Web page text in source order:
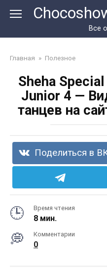
Все
Главная » Полезное
Sheha
Junior 4 —
танцев на
Поделиться в
Время чтения
8 мин.
Комментарии
0